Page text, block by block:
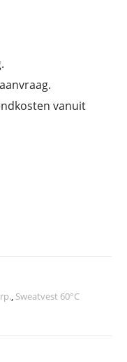
vanuit
Sweatvest 60°C